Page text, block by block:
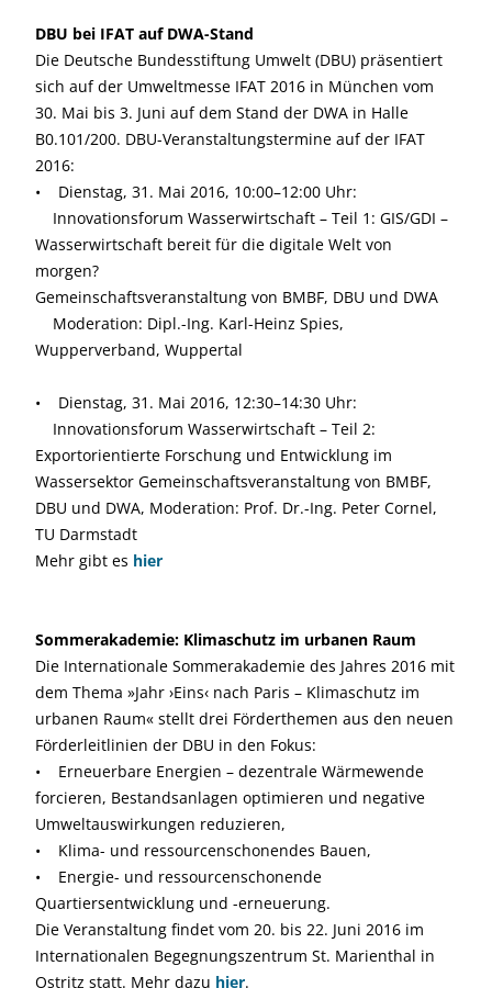
DBU bei IFAT auf DWA-Stand
Die Deutsche Bundesstiftung Umwelt (DBU) präsentiert
sich auf der Umweltmesse IFAT 2016 in München vom
30. Mai bis 3. Juni auf dem Stand der DWA in Halle
B0.101/200. DBU-Veranstaltungstermine auf der IFAT
2016:
• Dienstag, 31. Mai 2016, 10:00–12:00 Uhr:
Innovationsforum Wasserwirtschaft – Teil 1: GIS/GDI –
Wasserwirtschaft bereit für die digitale Welt von
morgen?
Gemeinschaftsveranstaltung von BMBF, DBU und DWA
Moderation: Dipl.-Ing. Karl-Heinz Spies,
Wupperverband, Wuppertal
• Dienstag, 31. Mai 2016, 12:30–14:30 Uhr:
Innovationsforum Wasserwirtschaft – Teil 2:
Exportorientierte Forschung und Entwicklung im
Wassersektor Gemeinschaftsveranstaltung von BMBF,
DBU und DWA, Moderation: Prof. Dr.-Ing. Peter Cornel,
TU Darmstadt
Mehr gibt es hier
Sommerakademie: Klimaschutz im urbanen Raum
Die Internationale Sommerakademie des Jahres 2016 mit
dem Thema »Jahr ›Eins‹ nach Paris – Klimaschutz im
urbanen Raum« stellt drei Förder­themen aus den neuen
Förderleit­linien der DBU in den Fokus:
• Erneuerbare Energien – dezentrale Wärmewende
forcieren, Bestandsanlagen optimieren und negative
Umweltauswirkungen reduzieren,
• Klima- und ressourcenschonendes Bauen,
• Energie- und ressourcenschonende
Quartiersentwicklung und -erneuerung.
Die Veranstaltung findet vom 20. bis 22. Juni 2016 im
Internationalen Begegnungszentrum St. Marienthal in
Ostritz statt. Mehr dazu hier.